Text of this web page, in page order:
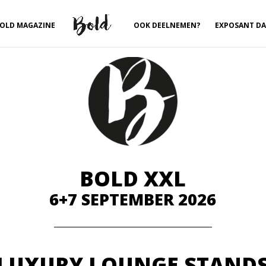
MAGAZINE OOK DEELNEMEN? EXPOSANT
BOLD XXL
6+7 SEPTEMBER 2026